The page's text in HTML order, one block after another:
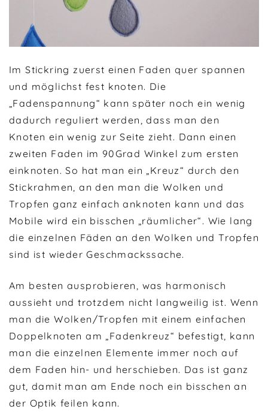
Im Stickring zuerst einen Faden quer spannen
und möglichst fest knoten. Die
„Fadenspannung“ kann später noch ein wenig
dadurch reguliert werden, dass man den
Knoten ein wenig zur Seite zieht. Dann einen
zweiten Faden im 90Grad Winkel zum ersten
einknoten. So hat man ein „Kreuz“ durch den
Stickrahmen, an den man die Wolken und
Tropfen ganz einfach anknoten kann und das
Mobile wird ein bisschen „räumlicher“. Wie lang
die einzelnen Fäden an den Wolken und Tropfen
sind ist wieder Geschmackssache.
Am besten ausprobieren, was harmonisch
aussieht und trotzdem nicht langweilig ist. Wenn
man die Wolken/Tropfen mit einem einfachen
Doppelknoten am „Fadenkreuz“ befestigt, kann
man die einzelnen Elemente immer noch auf
dem Faden hin- und herschieben. Das ist ganz
gut, damit man am Ende noch ein bisschen an
der Optik feilen kann.